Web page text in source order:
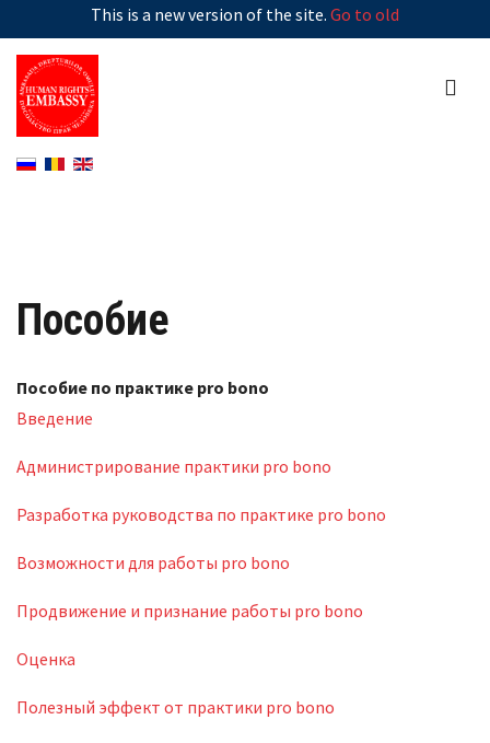
This is a new version of the site. Go to old
Пособие
Пособие по практике pro bono
Введение
Администрирование практики pro bono
Разработка руководства по практике pro bono
Возможности для работы pro bono
Продвижение и признание работы pro bono
Оценка
Полезный эффект от практики pro bono